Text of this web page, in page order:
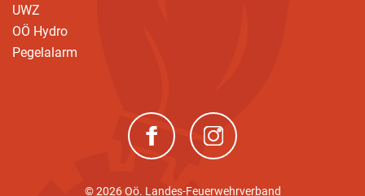
UWZ
OÖ Hydro
Pegelalarm
(neues Fenster)(neues Fenster)
© 2026 Oö. Landes-Feuerwehrverband